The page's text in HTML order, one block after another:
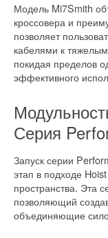
Модель Mi7Smith
кроссовера и
позволяет
кабелями к
покидая пределов
эффективного
Серия
Запуск серии
этап в подходе
пространства. Эта
позволяющий
объединяющие